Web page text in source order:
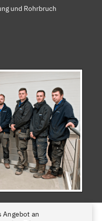
und Rohrbruch
Angebot an